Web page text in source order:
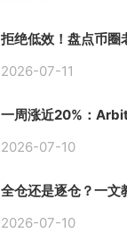
拒绝低效！盘点币圈
2026-07-11
一周涨近20%：
2026-07-10
全仓还是逐仓？一文
2026-07-10